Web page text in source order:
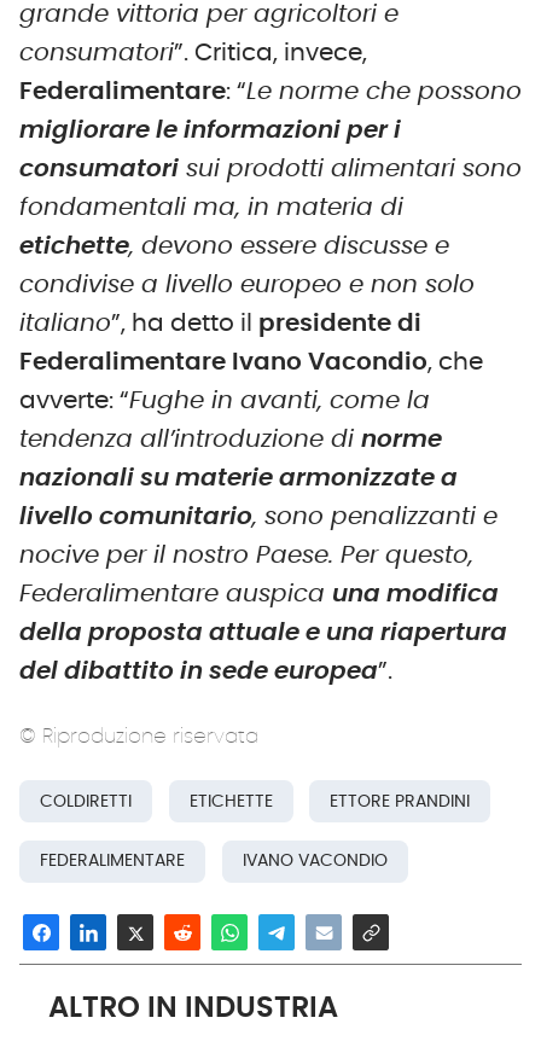
grande vittoria per agricoltori e
consumatori”. Critica, invece,
Federalimentare: “Le norme che possono
migliorare le informazioni per i
consumatori sui prodotti alimentari sono
fondamentali ma, in materia di
etichette, devono essere discusse e
condivise a livello europeo e non solo
italiano”, ha detto il presidente di
Federalimentare Ivano Vacondio, che
avverte: “Fughe in avanti, come la
tendenza all’introduzione di norme
nazionali su materie armonizzate a
livello comunitario, sono penalizzanti e
nocive per il nostro Paese. Per questo,
Federalimentare auspica una modifica
della proposta attuale e una riapertura
del dibattito in sede europea”.
© Riproduzione riservata
COLDIRETTI ETICHETTE ETTORE PRANDINI
FEDERALIMENTARE IVANO VACONDIO
ALTRO IN INDUSTRIA